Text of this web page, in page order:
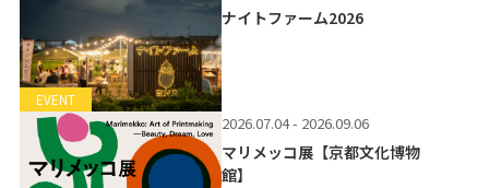
EVENT
ナイトファーム2026
2026.07.04 - 2026.09.06
マリメッコ展【京都文化博物
館】